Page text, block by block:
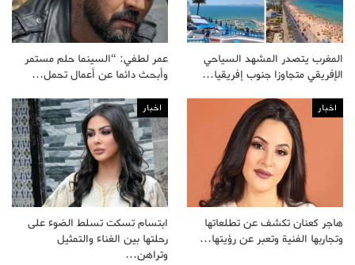
المغرب يتصدر المشهد السياحي
الإفريقي متجاوزا جنوب إفريقيا…
عمر لطفي: “السينما حلم مستمر
وأبحث دائما عن أعمال تحمل…
اخبار
هاجر كعنان تكشف عن تطلعاتها
وتجاربها الفنية وتعبر عن رؤيتها…
اخبار
ابتسام تسكت تسلط الضوء على
رحلتها بين الغناء والتمثيل
وتراهن…